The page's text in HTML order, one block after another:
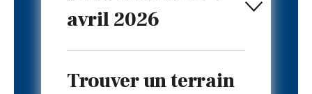
avril 2026
Trouver un terrain